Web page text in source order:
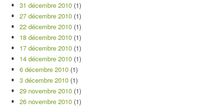
31 décembre 2010 (1)
27 décembre 2010 (1)
22 décembre 2010 (1)
18 décembre 2010 (1)
17 décembre 2010 (1)
14 décembre 2010 (1)
6 décembre 2010 (1)
3 décembre 2010 (1)
29 novembre 2010 (1)
26 novembre 2010 (1)